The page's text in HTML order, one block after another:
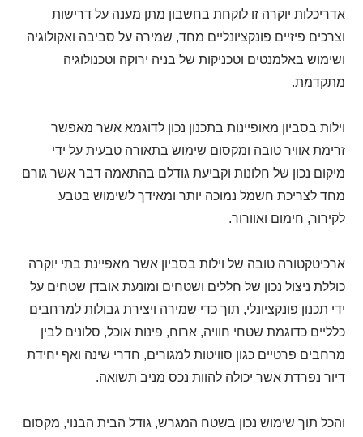
אדריכלות יוקרה זו לוקחת בחשבון מתן מענה על דרישות
וצרכים פיזיים פונקציונליים מחד, שמירה על סביבה ואקולוגיה
ושימוש באלמנטים וטכניקות של בניה ירוקה וטכנולוגיה
מתקדמת.
וילות בסביון מאופיינות בתכנון נכון לדוגמא אשר מאפשר
זרימת אוויר טובה ומקסום שימוש בתאורה טבעית על ידי
מיקום נכון של חלונות וקביעת גודלם בהתאמה דבר אשר גורם
מחד לצריכת חשמל נמוכה יותר ומאידך לשימוש בטבע
לקירור, חימום ואוורור.
ארכיטקטורה טובה של וילות בסביון אשר מאפיינת בתי יוקרה
כוללת ניצול נכון של חללים ושטחים ומונעת אובדן שטחים על
ידי תכנון פונקציונלי, תוך כדי שמירה ויצירת גבולות למרחבים
כלליים כדוגמת שטחי חוויה, ארוח, פינות אוכל, סלונים לבין
מרחבים פרטיים כגון סוויטות למגורים, חדרי שינה ואף יחידת
דיור נפרדת אשר יכולה להוות נכס מניב תשואה.
והכל תוך שימוש נכון בשטח המגרש, גודל הבית הבנוי, מקסום